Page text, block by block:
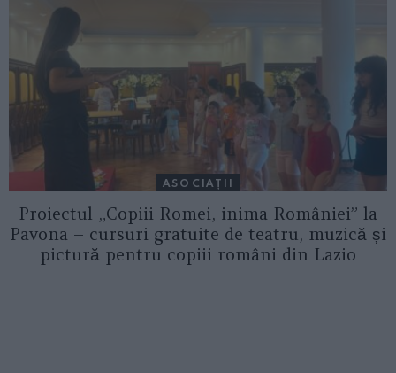
ASOCIAŢII
Proiectul „Copiii Romei, inima României” la
Pavona – cursuri gratuite de teatru, muzică și
pictură pentru copiii români din Lazio